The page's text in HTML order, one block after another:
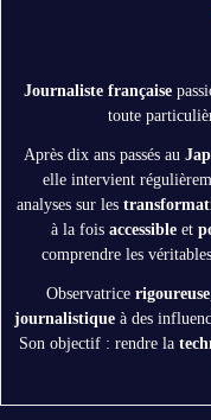
Journaliste française
toute
Après dix ans passés au
elle intervient
analyses sur les
à la fois accessible et
comprendre les
Observatrice rigoureuse
journalistiqueà des
Son objectif : rendre la